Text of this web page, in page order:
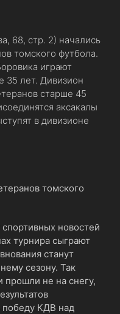
68, стр. 2) начались
томского футбола.
играют
35 лет. Дивизион
старше 45
аксакалы
в дивизионе
спортивных новостей
турнира сыграют
станут
сезону. Так
прошли не на снегу,
победу КДВ над